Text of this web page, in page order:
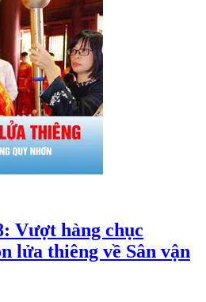
Vượt hàng chục
lửa thiêng về Sân vận